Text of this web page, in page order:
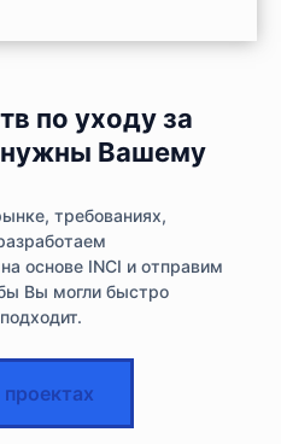
по уходу за
Вашему
требованиях,
основе INCI и отправим
Вы могли быстро